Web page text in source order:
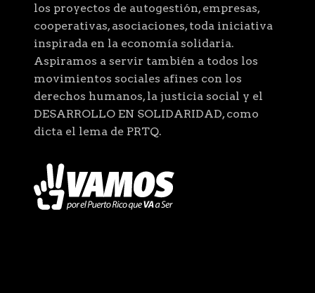
los proyectos de autogestión, empresas,
cooperativas, asociaciones, toda iniciativa
inspirada en la economía solidaria.
Aspiramos a servir también a todos los
movimientos sociales afines con los
derechos humanos, la justicia social y el
DESARROLLO EN SOLIDARIDAD, como
dicta el lema de PRTQ.